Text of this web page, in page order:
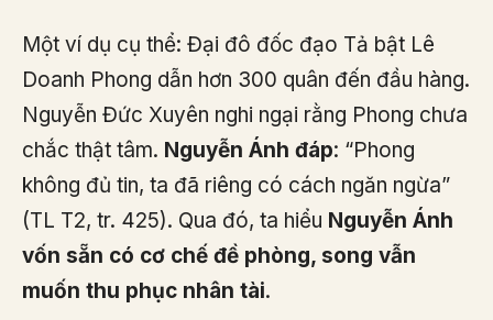
Một ví dụ cụ thể: Đại đô đốc đạo Tả bật Lê
Doanh Phong dẫn hơn 300 quân đến đầu hàng.
Nguyễn Đức Xuyên nghi ngại rằng Phong chưa
chắc thật tâm. Nguyễn Ánh đáp: “Phong
không đủ tin, ta đã riêng có cách ngăn ngừa”
(TL T2, tr. 425). Qua đó, ta hiểu Nguyễn Ánh
vốn sẵn có cơ chế đề phòng, song vẫn
muốn thu phục nhân tài.